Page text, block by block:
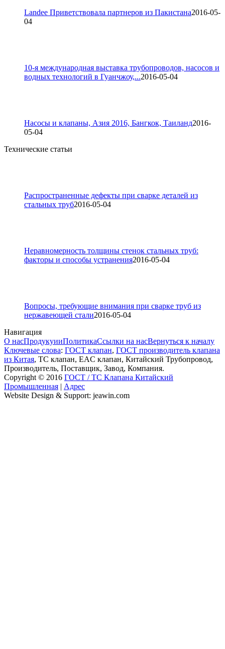
Landee Приветствовала партнеров из Пакистана2016-05-
04
10-я международная выставка трубопроводов, насосов и
водных технологий в Гуанчжоу,...2016-05-04
Насосы и клапаны, Азия 2016, Бангкок, Таиланд2016-
05-04
Технические статьи
Распространенные дефекты при сварке деталей из
стальных труб2016-05-04
Неравномерность толщины стенок стальных труб:
факторы и способы устранения2016-05-04
Вопросы, требующие внимания при сварке труб из
нержавеющей стали2016-05-04
Навигация
О насПродукуииПолитикаСсылки на насВернуться к началу
Ключевые слова: ГОСТ клапан, ГОСТ производитель клапана
из Китая, ТС клапан, EAC клапан, Китайский Трубопровод,
Производитель, Поставщик, Завод, Компания.
Copyright © 2016 ГОСТ / ТС Клапана Китайский
Промышленная | Адрес
Website Design & Support: jeawin.com